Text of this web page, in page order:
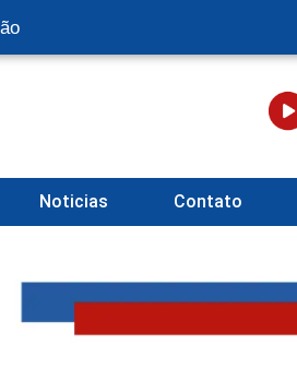
Noticias Contato